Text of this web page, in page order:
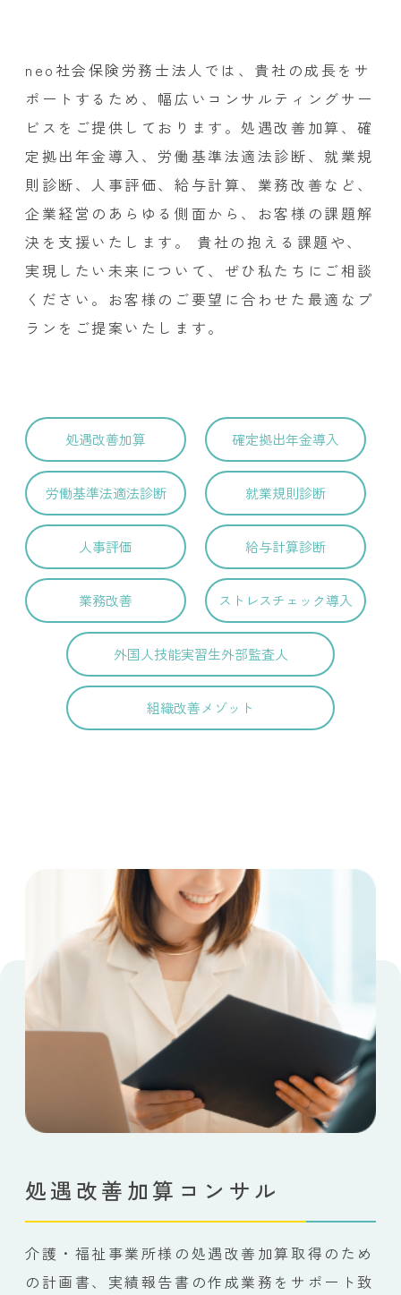
neo社会保険労務士法人では、貴社の成長をサ
ポートするため、幅広いコンサルティングサー
ビスをご提供しております。処遇改善加算、確
定拠出年金導入、労働基準法適法診断、就業規
則診断、人事評価、給与計算、業務改善など、
企業経営のあらゆる側面から、お客様の課題解
決を支援いたします。 貴社の抱える課題や、
実現したい未来について、ぜひ私たちにご相談
ください。お客様のご要望に合わせた最適なプ
ランをご提案いたします。
処遇改善加算 確定拠出年金導入
労働基準法適法診断 就業規則診断
人事評価 給与計算診断
業務改善 ストレスチェック導入
外国人技能実習生外部監査人
組織改善メゾット
処遇改善加算コンサル
介護・福祉事業所様の処遇改善加算取得のため
の計画書、実績報告書の作成業務をサポート致